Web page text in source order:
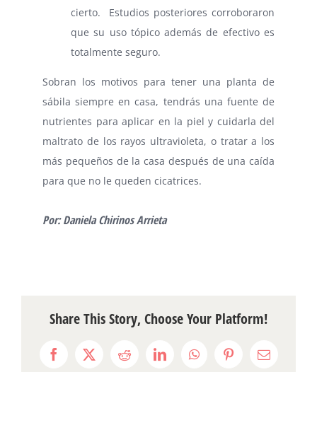
cierto. Estudios posteriores corroboraron
que su uso tópico además de efectivo es
totalmente seguro.
Sobran los motivos para tener una planta de
sábila siempre en casa, tendrás una fuente de
nutrientes para aplicar en la piel y cuidarla del
maltrato de los rayos ultravioleta, o tratar a los
más pequeños de la casa después de una caída
para que no le queden cicatrices.
Por: Daniela Chirinos Arrieta
Share This Story, Choose Your Platform!
Facebook
X RedditLinkedInWhatsAppPinterestEmail